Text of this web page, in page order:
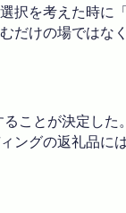
択を考えた時
だけの場では
ことが決定し
ングの返礼品